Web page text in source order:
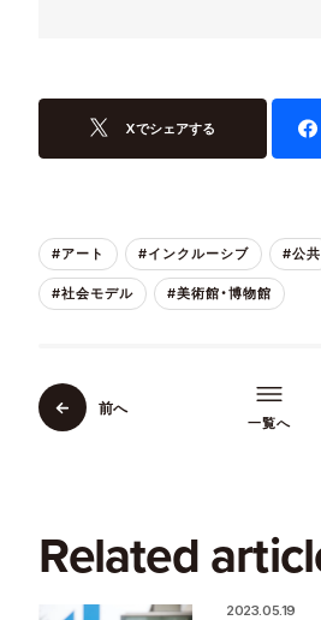
Xでシェアする
#アート #インクルーシブ #公共
#社会モデル #美術館・博物館
前へ
一覧へ
Related
2023.05.19